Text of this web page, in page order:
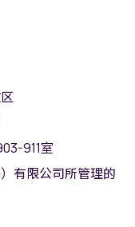
911室
有限公司所管理的